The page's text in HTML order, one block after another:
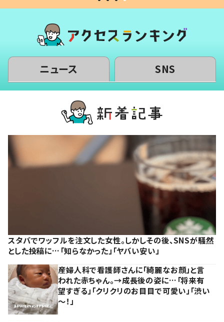
ニュース SNS
スタバでワッフルを注文した女性。しかしその後、SNSが騒然
とした投稿に…「知らなかった」「ヤバい安い」
産婦人科で看護師さんに「綺麗なお顔」と言
われた赤ちゃん。→成長後の姿に…「将来有
望すぎる」「クリクリのお目目で可愛い」「渋い
～！」